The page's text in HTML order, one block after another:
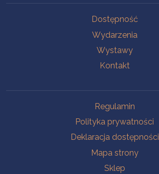
Dostępność
Wydarzenia
Wystawy
Kontakt
Regulamin
Polityka prywatności
Deklaracja dostępności
Mapa strony
Sklep